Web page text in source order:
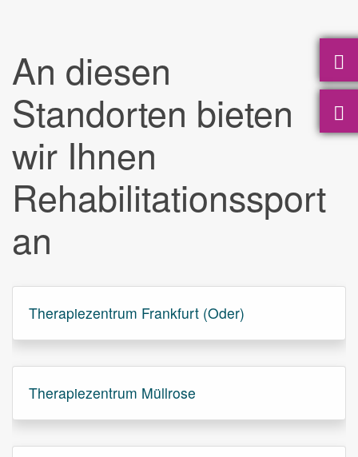
An diesen
Standorten bieten
wir Ihnen
Rehabilitationssport
an
Therapiezentrum Frankfurt (Oder)
Therapiezentrum Müllrose